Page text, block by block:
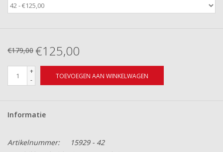
€179,00 €125,00
+
-
TOEVOEGEN AAN WINKELWAGEN
Informatie
Artikelnummer:
15929 - 42